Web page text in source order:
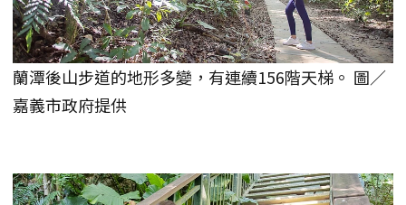
蘭潭後山步道的地形多變，有連續156階天梯。 圖／
嘉義市政府提供